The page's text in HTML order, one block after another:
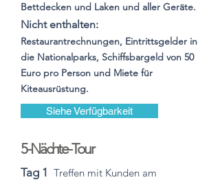
Bettdecken und Laken und aller Geräte.
Nicht enthalten:
Restaurantrechnungen, Eintrittsgelder in
die Nationalparks, Schiffsbargeld von 50
Euro pro Person und Miete für
Kiteausrüstung.
Siehe Verfügbarkeit
5-Nächte-Tour
Tag 1 Treffen mit Kunden am